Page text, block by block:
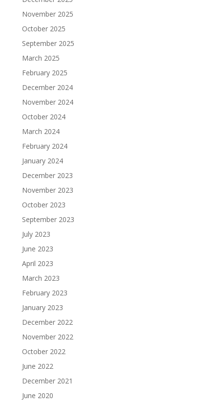
November 2025
October 2025
September 2025
March 2025
February 2025
December 2024
November 2024
October 2024
March 2024
February 2024
January 2024
December 2023
November 2023
October 2023
September 2023
July 2023
June 2023
April 2023
March 2023
February 2023
January 2023
December 2022
November 2022
October 2022
June 2022
December 2021
June 2020